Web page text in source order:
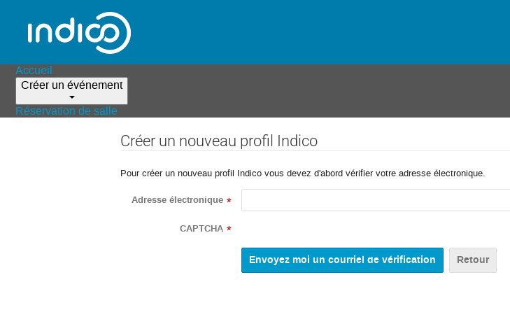
Accueil
Créer un événement
Réservation de salle
Créer un nouveau profil Indico
Pour créer un nouveau profil Indico vous devez d'abord vérifier votre adresse électronique.
Adresse électronique *
CAPTCHA *
Retour